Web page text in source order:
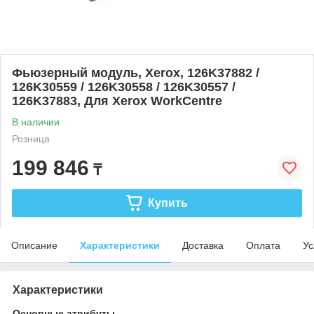
Фьюзерный модуль, Xerox, 126K37882 /
126K30559 / 126K30558 / 126K30557 /
126K37883, Для Xerox WorkCentre
В наличии
Розница
199 846 ₸
Купить
Описание Характеристики Доставка Оплата
Характеристики